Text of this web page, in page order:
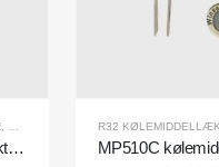
R290 KØLEMIDDELLÆKSSENSOR ,
ZRT512J kølemiddeldetekteringsmodul | NDIR gassensor til R32, R454B, R290 | RS485 Kommunikation
R32